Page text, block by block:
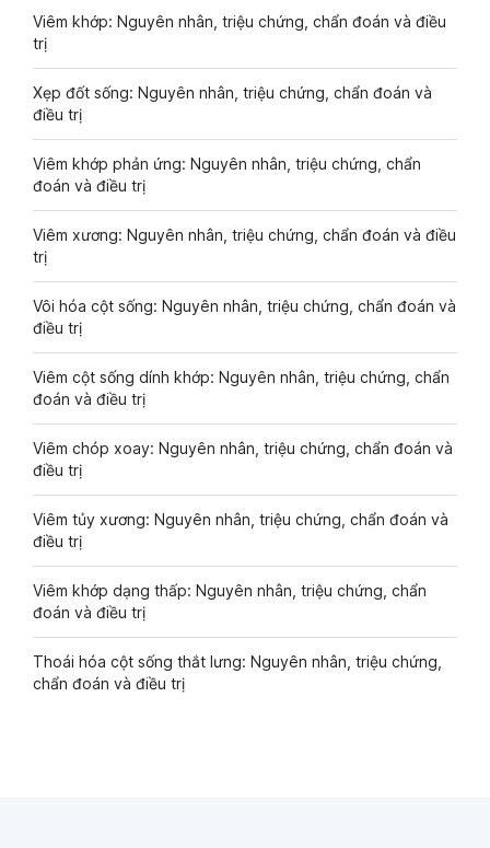
Viêm khớp: Nguyên nhân, triệu chứng, chẩn đoán và điều
trị
Xẹp đốt sống: Nguyên nhân, triệu chứng, chẩn đoán và
điều trị
Viêm khớp phản ứng: Nguyên nhân, triệu chứng, chẩn
đoán và điều trị
Viêm xương: Nguyên nhân, triệu chứng, chẩn đoán và điều
trị
Vôi hóa cột sống: Nguyên nhân, triệu chứng, chẩn đoán và
điều trị
Viêm cột sống dính khớp: Nguyên nhân, triệu chứng, chẩn
đoán và điều trị
Viêm chóp xoay: Nguyên nhân, triệu chứng, chẩn đoán và
điều trị
Viêm tủy xương: Nguyên nhân, triệu chứng, chẩn đoán và
điều trị
Viêm khớp dạng thấp: Nguyên nhân, triệu chứng, chẩn
đoán và điều trị
Thoái hóa cột sống thắt lưng: Nguyên nhân, triệu chứng,
chẩn đoán và điều trị